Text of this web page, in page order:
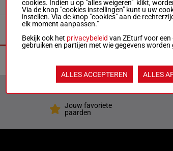
€ 733
1'14"3
€ 137
€ 1.557
Jouw favoriete
paarden
cookies. Indien u op "alles weigeren" klikt,
Via de knop "cookies instellingen" kunt u uw
instellen. Via de knop "cookies" aan de
elk moment aanpassen."
Bekijk ook het privacybeleid van ZEturf voor
gebruiken en partijen met wie gegevens worden
ALLES ACCEPTEREN ALLES